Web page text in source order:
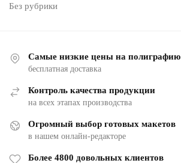
Без рубрики
Самые низкие цены на полиграфию
бесплатная доставка
Контроль качества продукции
на всех этапах производства
Огромный выбор готовых макетов
в нашем онлайн-редакторе
Более 4800 довольных клиентов